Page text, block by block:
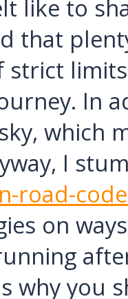
like to
that
strict
In
which
I
road-
on
why you